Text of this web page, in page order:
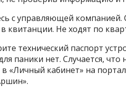
с управляющей
в квитанции. Не ходят по
технический паспорт
паники нет. Случается,
в «Личный кабинет» на